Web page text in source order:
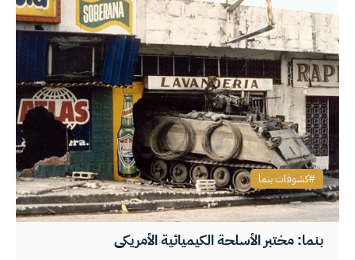
بنما: مختبر الأسلحة الكيميائية الأمريكي
كشوفات بنما